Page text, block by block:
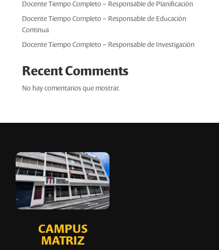
Docente Tiempo Completo – Responsable de Planificación
Docente Tiempo Completo – Responsable de Educación
Continua
Docente Tiempo Completo – Responsable de Investigación
Recent Comments
No hay comentarios que mostrar.
CAMPUS
MATRIZ